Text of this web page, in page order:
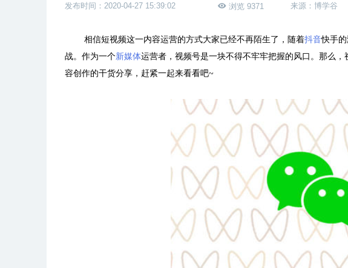
发布时间：2020-04-27 15:39:02 浏览 9371 来源：博学谷
相信短视频这一内容运营的方式大家已经不再陌生了，随着抖音快手
战。作为一个新媒体运营者，视频号是一块不得不牢牢把握的风口。那么
容创作的干货分享，赶紧一起来看看吧~